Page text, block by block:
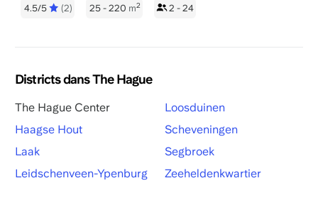
4.5/5 (2) 25 - 220 m2 2 - 24
Districts dans The Hague
The Hague Center
Haagse Hout
Laak
Leidschenveen-Ypenburg
Loosduinen
Scheveningen
Segbroek
Zeeheldenkwartier